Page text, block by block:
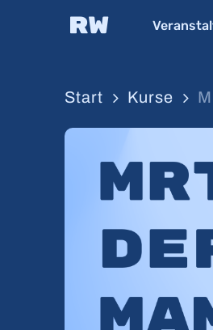
Start Kurse